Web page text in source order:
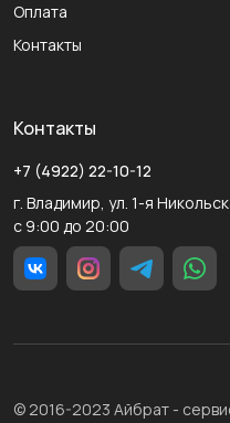
Оплата
Контакты
Контакты
+7 (4922) 22-10-12
г. Владимир, ул. 1-я
с 9:00 до 20:00
© 2016-2023 Айбрат -